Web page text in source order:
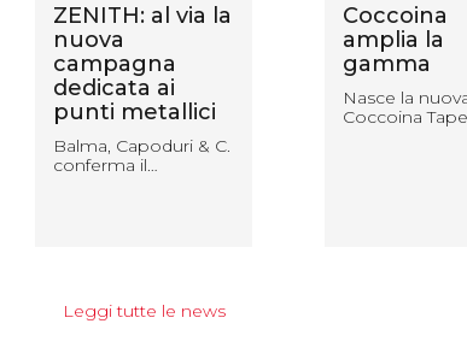
ZENITH: al via la
nuova
campagna
dedicata ai
punti metallici
Balma, Capoduri & C.
conferma il…
Coccoina
amplia la
gamma
Nasce la
Coccoina
Leggi tutte le news